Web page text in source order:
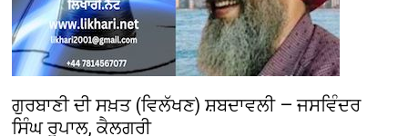
ਗੁਰਬਾਣੀ ਦੀ ਸਖ਼ਤ (ਵਿਲੱਖਣ) ਸ਼ਬਦਾਵਲੀ — ਜਸਵਿੰਦਰ
ਸਿੰਘ ਰੂਪਾਲ, ਕੈਲਗਰੀ